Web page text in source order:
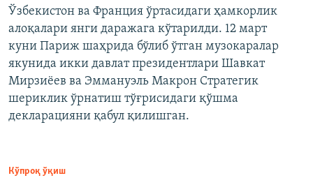
Ўзбекистон ва Франция ўртасидаги ҳамкорлик
алоқалари янги даражага кўтарилди. 12 март
куни Париж шаҳрида бўлиб ўтган музокаралар
якунида икки давлат президентлари Шавкат
Мирзиёев ва Эммануэль Макрон Стратегик
шериклик ўрнатиш тўғрисидаги қўшма
декларацияни қабул қилишган.
Кўпроқ ўқиш